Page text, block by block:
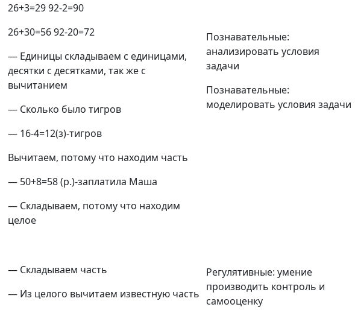
26+3=2992-2=90
26+30=5692-20=72
— Единицы складываем с единицами,
десятки с десятками, так же с
вычитанием
— Сколько было тигров
— 16-4=12(з)-тигров
Вычитаем, потому что находим часть
— 50+8=58 (р.)-заплатила Маша
— Складываем, потому что находим
целое
Познавательные:
анализировать условия
задачи
Познавательные:
моделировать условия задачи
— Складываем часть
— Из целого вычитаем известную часть
Регулятивные: умение
производить контроль и
самооценку